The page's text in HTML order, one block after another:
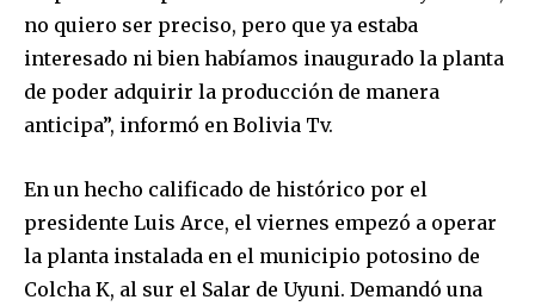
no quiero ser preciso, pero que ya estaba
interesado ni bien habíamos inaugurado la planta
de poder adquirir la producción de manera
anticipa”, informó en Bolivia Tv.
En un hecho calificado de histórico por el
presidente Luis Arce, el viernes empezó a operar
la planta instalada en el municipio potosino de
Colcha K, al sur el Salar de Uyuni. Demandó una